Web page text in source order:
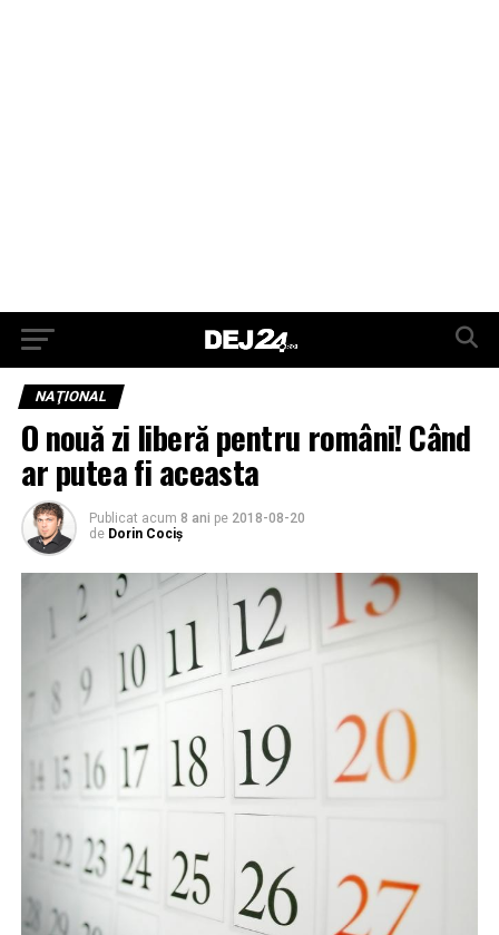
NAŢIONAL
O nouă zi liberă pentru români! Când
ar putea fi aceasta
Publicat acum 8 ani pe 2018-08-20
de Dorin Cociș